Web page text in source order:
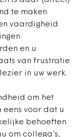
te maken
vaardigheid
en u
van frustratie
in uw werk.
om het
eens voor dat u
behoeften
om collega’s,